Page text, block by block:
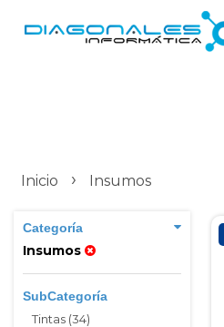
Inicio › Insumos
Categoría
Insumos
SubCategoría
Tintas (34)